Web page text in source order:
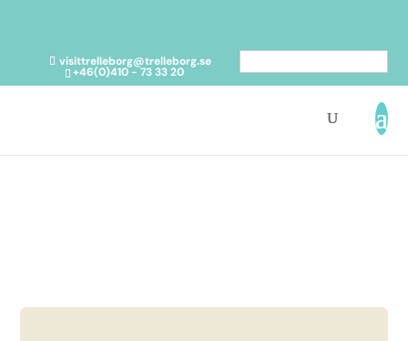
visittrelleborg@trelleborg.se
+46(0)410 - 73 33 20